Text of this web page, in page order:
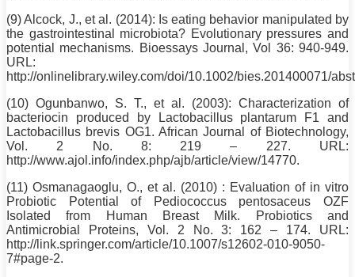
(9) Alcock, J., et al. (2014): Is eating behavior manipulated by
the gastrointestinal microbiota? Evolutionary pressures and
potential mechanisms. Bioessays Journal, Vol 36: 940-949.
URL:
http://onlinelibrary.wiley.com/doi/10.1002/bies.201400071/
(10) Ogunbanwo, S. T., et al. (2003): Characterization of
bacteriocin produced by Lactobacillus plantarum F1 and
Lactobacillus brevis OG1. African Journal of Biotechnology,
Vol. 2
No. 8: 219 – 227. URL:
http://www.ajol.info/index.php/ajb/article/view/14770.
(11) Osmanagaoglu, O., et al. (2010) : Evaluation of in vitro
Probiotic Potential of Pediococcus pentosaceus OZF
Isolated from Human Breast Milk. Probiotics and
Antimicrobial Proteins, Vol. 2
No. 3: 162 – 174. URL:
http://link.springer.com/article/10.1007/s12602-010-9050-
7#page-2.